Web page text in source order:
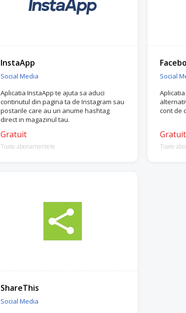
InstaApp
Social Media
Aplicatia InstaApp te ajuta sa aduci
continutul din pagina ta de Instagram sau
postarile care au un anume hashtag
direct in magazinul tau.
Gratuit
Toate abonamentele
Social
cont de
Gratuit
Toate
ShareThis
Social Media